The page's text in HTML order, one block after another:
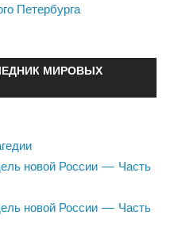
Петербурга
МИРОВЫХ
новой России — Часть
новой России — Часть